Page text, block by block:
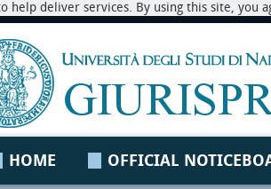
help deliver services. By using this site,
HOME OFFICIAL